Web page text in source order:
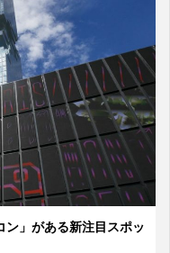
ン」がある新注目スポッ